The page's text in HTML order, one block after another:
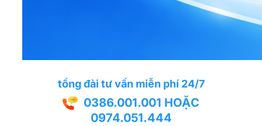
tổng đài tư vấn miễn phí 24/7
0386.001.001 HOẶC
0974.051.444